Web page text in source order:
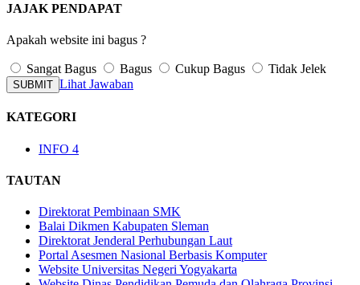
JAJAK PENDAPAT
Apakah website ini bagus ?
Sangat Bagus Bagus Cukup Bagus Tidak Jelek
SUBMIT Lihat Jawaban
KATEGORI
INFO 4
TAUTAN
Direktorat Pembinaan SMK
Balai Dikmen Kabupaten Sleman
Direktorat Jenderal Perhubungan Laut
Portal Asesmen Nasional Berbasis Komputer
Website Universitas Negeri Yogyakarta